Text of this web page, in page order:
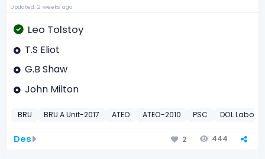
Updated: 2 weeks ago
Leo Tolstoy
T.S Eliot
G.B Shaw
John Milton
BRU BRU A Unit-2017 ATEO ATEO-2010 PSC DOL
Des 2 444